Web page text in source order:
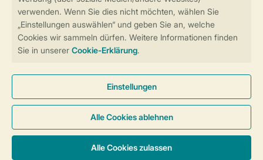
Sicherstellung Deiner Privatsphäre
Cookies und Banner
Barrierefreiheit
© 2026 Landal GreenParks GmbH